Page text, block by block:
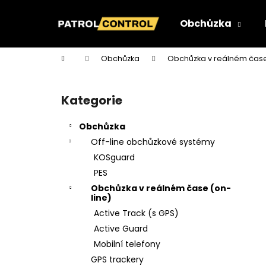
Obchůzka
Domů Obchůzka Obchůzka v reálném
Přeskočit
kategorie
Kategorie
Obchůzka
Off-line obchůzkové systémy
KOSguard
PES
Obchůzka v reálném čase (on-
line)
Active Track (s GPS)
Active Guard
Mobilní telefony
GPS trackery
í
Zpět
do
Zpět
do
TAG DUÁLNÍ (NFC+RFID) - S ŠEDÝM